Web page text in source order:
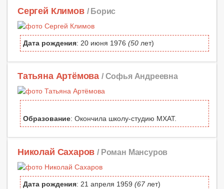
Сергей Климов / Борис
Дата рождения: 20 июня 1976 (50 лет)
Татьяна Артёмова / Софья Андреевна
Образование: Окончила школу-студию МХАТ.
Николай Сахаров / Роман Мансуров
Дата рождения: 21 апреля 1959 (67лет)